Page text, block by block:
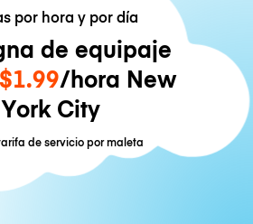
por hora y por día
de equipaje
$1.99/hora New
York City
de servicio por maleta